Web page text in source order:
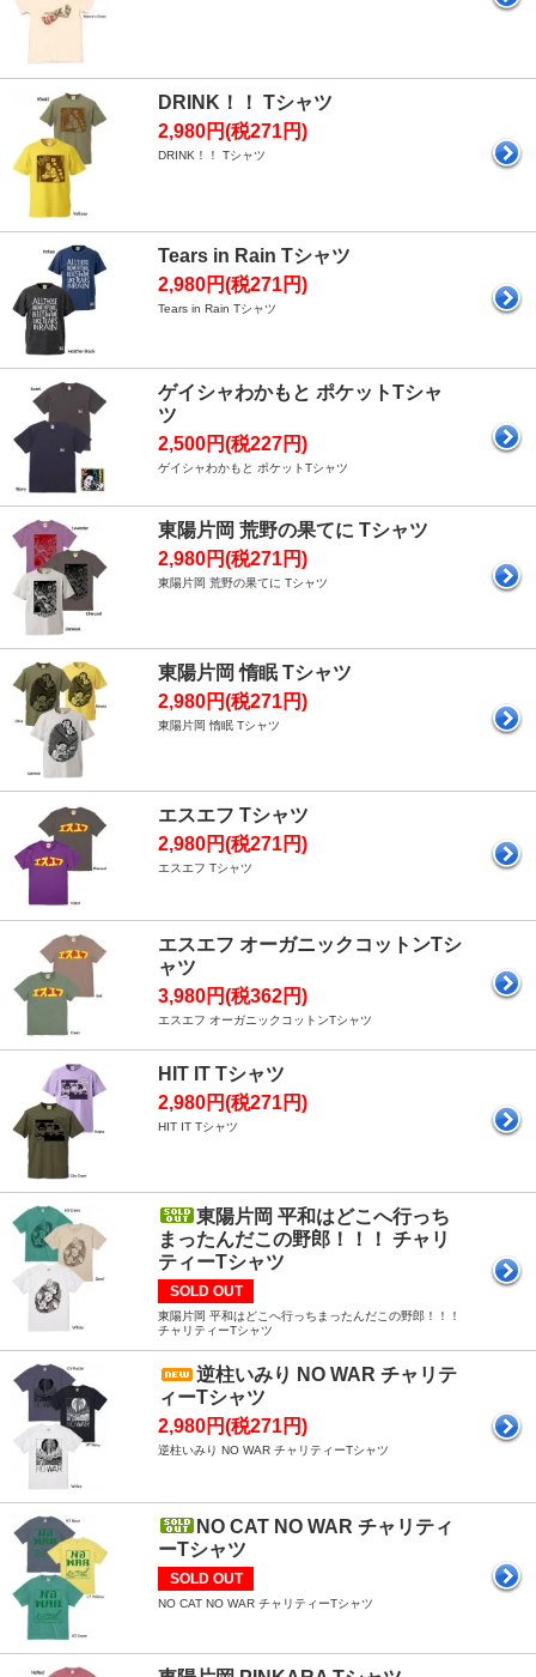
DRINK！！ Tシャツ
2,980円(税271円)
DRINK！！ Tシャツ
Tears in Rain Tシャツ
2,980円(税271円)
Tears in Rain Tシャツ
ゲイシャわかもと ポケットTシャ
ツ
2,500円(税227円)
ゲイシャわかもと ポケットTシャツ
東陽片岡 荒野の果てに Tシャツ
2,980円(税271円)
東陽片岡 荒野の果てに Tシャツ
東陽片岡 惰眠 Tシャツ
2,980円(税271円)
東陽片岡 惰眠 Tシャツ
エスエフ Tシャツ
2,980円(税271円)
エスエフ Tシャツ
エスエフ オーガニックコットンTシ
ャツ
3,980円(税362円)
エスエフ オーガニックコットンTシャツ
HIT IT Tシャツ
2,980円(税271円)
HIT IT Tシャツ
東陽片岡 平和はどこへ行っち
まったんだこの野郎！！！ チャリ
ティーTシャツ
SOLD OUT
東陽片岡 平和はどこへ行っちまったんだこの野郎！！！
チャリティーTシャツ
逆柱いみり NO WAR チャリテ
ィーTシャツ
2,980円(税271円)
逆柱いみり NO WAR チャリティーTシャツ
NO CAT NO WAR チャリティ
ーTシャツ
SOLD OUT
NO CAT NO WAR チャリティーTシャツ